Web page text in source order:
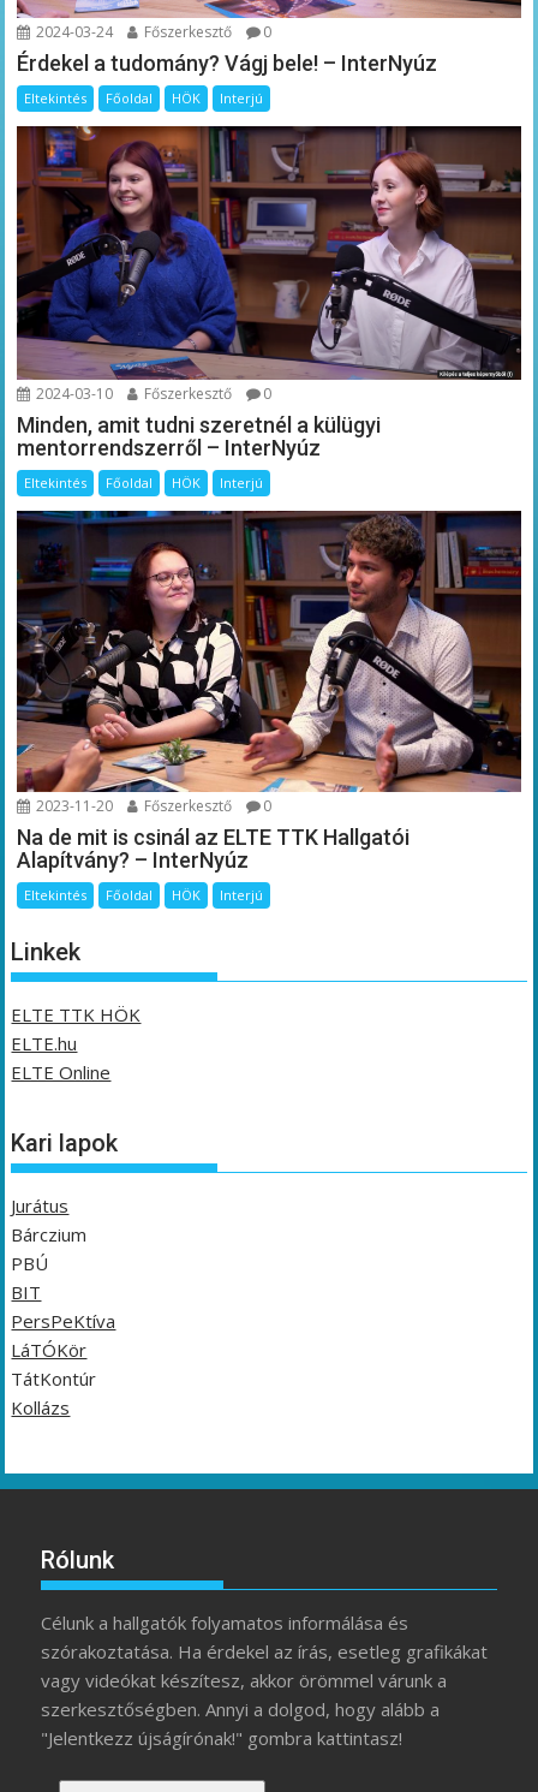
2024-03-24 Főszerkesztő 0
Érdekel a tudomány? Vágj bele! – InterNyúz
Eltekintés Főoldal HÖK Interjú
2024-03-10 Főszerkesztő 0
Minden, amit tudni szeretnél a külügyi
mentorrendszerről – InterNyúz
Eltekintés Főoldal HÖK Interjú
2023-11-20 Főszerkesztő 0
Na de mit is csinál az ELTE TTK Hallgatói
Alapítvány? – InterNyúz
Eltekintés Főoldal HÖK Interjú
Linkek
ELTE TTK HÖK
ELTE.hu
ELTE Online
Kari lapok
Jurátus
Bárczium
PBÚ
BIT
PersPeKtíva
LáTÓKör
TátKontúr
Kollázs
Rólunk
Célunk a hallgatók folyamatos informálása és
szórakoztatása. Ha érdekel az írás, esetleg grafikákat
vagy videókat készítesz, akkor örömmel várunk a
szerkesztőségben. Annyi a dolgod, hogy alább a
"Jelentkezz újságírónak!" gombra kattintasz!